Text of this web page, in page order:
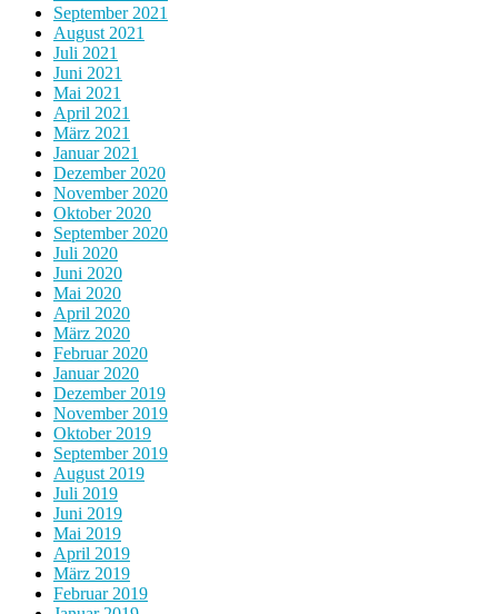
September 2021
August 2021
Juli 2021
Juni 2021
Mai 2021
April 2021
März 2021
Januar 2021
Dezember 2020
November 2020
Oktober 2020
September 2020
Juli 2020
Juni 2020
Mai 2020
April 2020
März 2020
Februar 2020
Januar 2020
Dezember 2019
November 2019
Oktober 2019
September 2019
August 2019
Juli 2019
Juni 2019
Mai 2019
April 2019
März 2019
Februar 2019